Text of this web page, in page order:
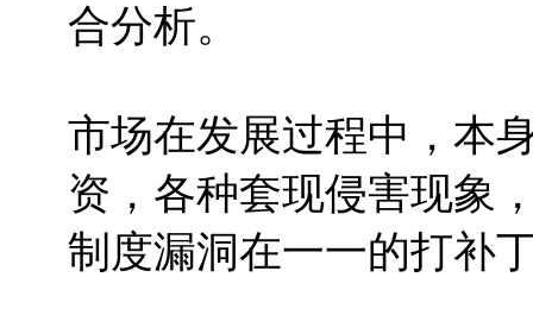
合分析。
市场在发展过程中，本
资，各种套现侵害现象
制度漏洞在一一的打补